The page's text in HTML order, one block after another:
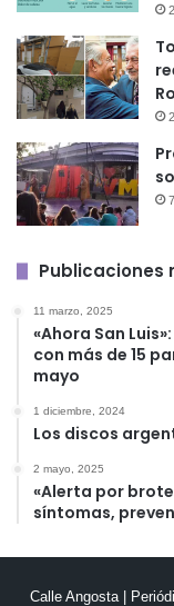
Publicaciones
11 marzo, 2025
«Ahora San
con más de 15
mayo
1 diciembre, 2024
Los discos
2 mayo, 2025
«Alerta por
síntomas,
Calle Angosta |